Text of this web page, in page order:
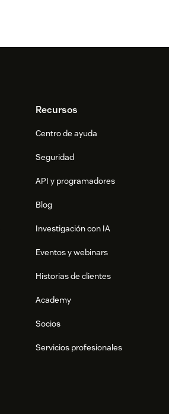
Recursos
Centro de ayuda
Seguridad
API y programadores
Blog
Investigación con IA
Eventos y webinars
Historias de clientes
Academy
Socios
Servicios profesionales